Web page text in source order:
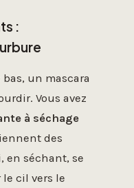
:
un mascara
Vous avez
à séchage
des
en séchant, se
cil vers le